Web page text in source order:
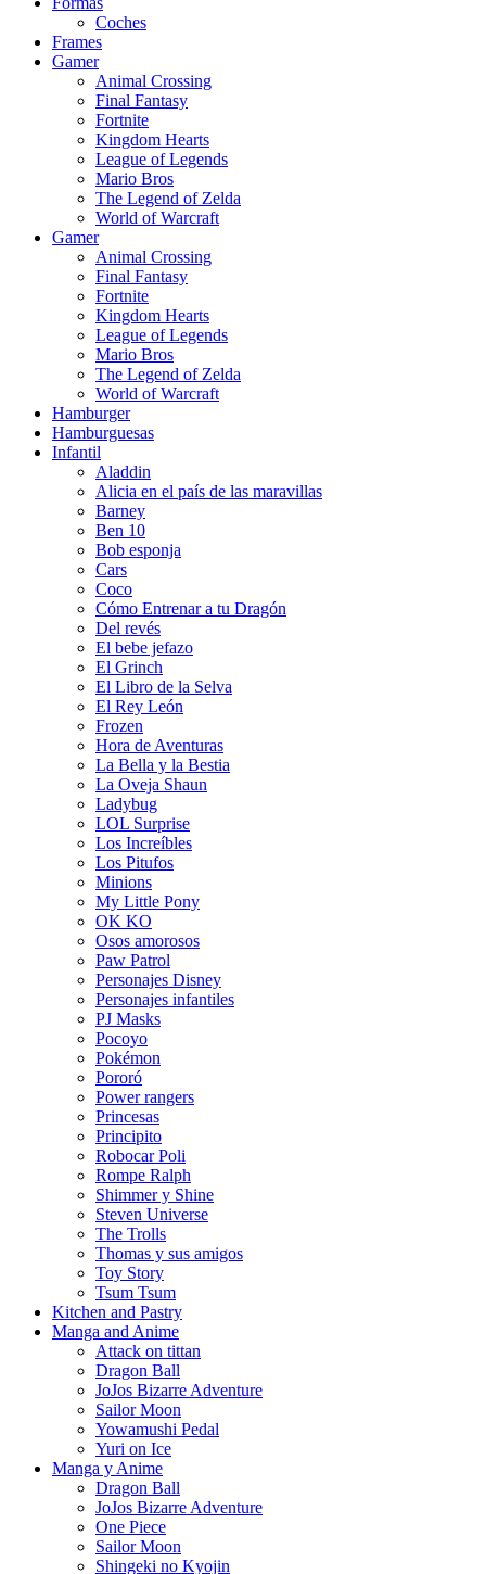
Coches
Frames
Gamer
Animal Crossing
Final Fantasy
Fortnite
Kingdom Hearts
League of Legends
Mario Bros
The Legend of Zelda
World of Warcraft
Gamer
Animal Crossing
Final Fantasy
Fortnite
Kingdom Hearts
League of Legends
Mario Bros
The Legend of Zelda
World of Warcraft
Hamburger
Hamburguesas
Infantil
Aladdin
Alicia en el país de las maravillas
Barney
Ben 10
Bob esponja
Cars
Coco
Cómo Entrenar a tu Dragón
Del revés
El bebe jefazo
El Grinch
El Libro de la Selva
El Rey León
Frozen
Hora de Aventuras
La Bella y la Bestia
La Oveja Shaun
Ladybug
LOL Surprise
Los Increíbles
Los Pitufos
Minions
My Little Pony
OK KO
Osos amorosos
Paw Patrol
Personajes Disney
Personajes infantiles
PJ Masks
Pocoyo
Pokémon
Pororó
Power rangers
Princesas
Principito
Robocar Poli
Rompe Ralph
Shimmer y Shine
Steven Universe
The Trolls
Thomas y sus amigos
Toy Story
Tsum Tsum
Kitchen and Pastry
Manga and Anime
Attack on tittan
Dragon Ball
JoJos Bizarre Adventure
Sailor Moon
Yowamushi Pedal
Yuri on Ice
Manga y Anime
Dragon Ball
JoJos Bizarre Adventure
One Piece
Sailor Moon
Shingeki no Kyojin